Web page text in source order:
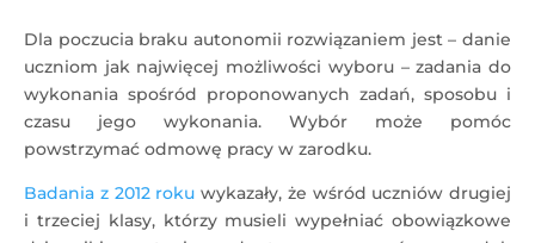
Dla poczucia braku autonomii rozwiązaniem jest – danie
uczniom jak najwięcej możliwości wyboru – zadania do
wykonania spośród proponowanych zadań, sposobu i
czasu jego wykonania. Wybór może pomóc
powstrzymać odmowę pracy w zarodku.
Badania z 2012 roku wykazały, że wśród uczniów drugiej
i trzeciej klasy, którzy musieli wypełniać obowiązkowe